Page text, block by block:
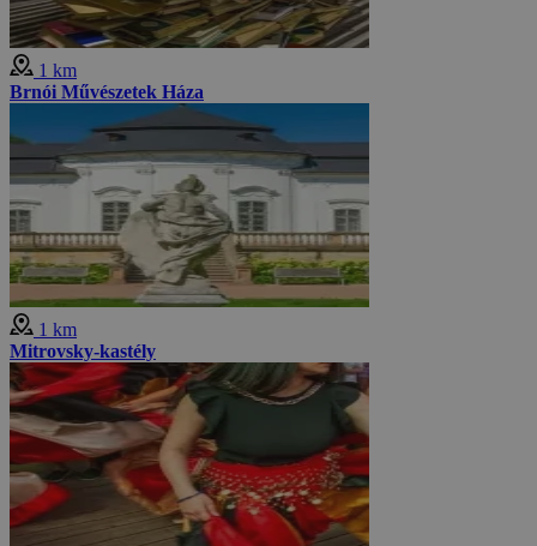
1 km
Brnói Művészetek Háza
1 km
Mitrovsky-kastély